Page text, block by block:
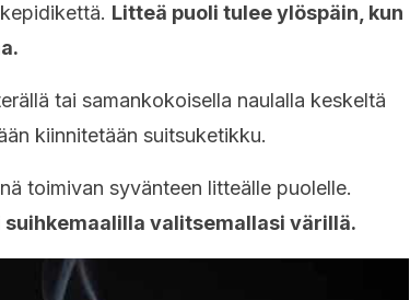
Litteä puoli tulee ylöspäin, kun
tai samankokoisella naulalla keskeltä
kiinnitetään suitsuketikku.
toimivan syvänteen litteälle puolelle.
valitsemallasi värillä.